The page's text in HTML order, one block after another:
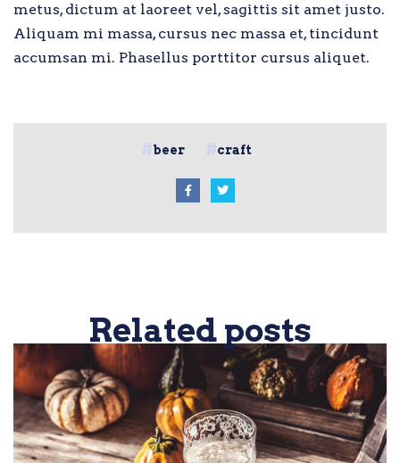
metus, dictum at laoreet vel, sagittis sit amet justo.
Aliquam mi massa, cursus nec massa et, tincidunt
accumsan mi. Phasellus porttitor cursus aliquet.
beer craft
Related posts